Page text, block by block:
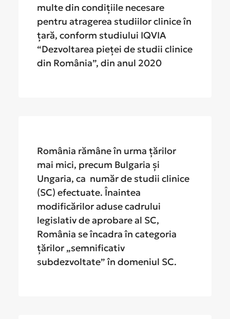
multe din condițiile necesare
pentru atragerea studiilor clinice în
țară, conform studiului IQVIA
“Dezvoltarea pieței de studii clinice
din România”, din anul 2020
România rămâne în urma țărilor
mai mici, precum Bulgaria și
Ungaria, ca număr de studii clinice
(SC) efectuate. Înaintea
modificărilor aduse cadrului
legislativ de aprobare al SC,
România se încadra în categoria
țărilor „semnificativ
subdezvoltate” în domeniul SC.